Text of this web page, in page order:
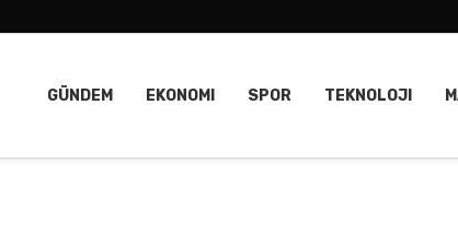
GÜNDEM EKONOMI SPOR TEKNOLOJI